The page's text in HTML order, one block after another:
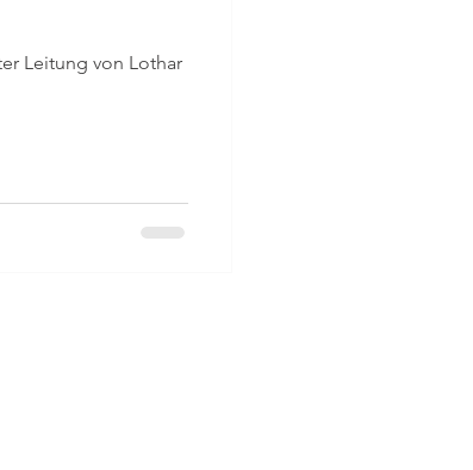
Leitung von Lothar